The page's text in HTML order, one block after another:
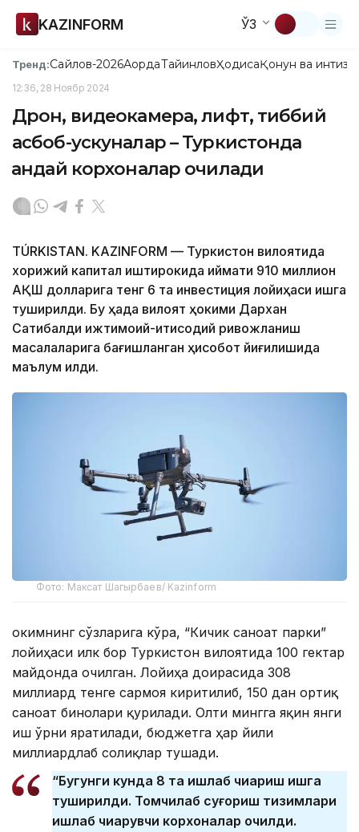
KAZINFORM ЎЗ
Тренд:Сайлов-2026АқордаТайинловҲодисаҚонун ва
12:36, 28 Ноябр 2024
Дрон, видеокамера, лифт, тиббий
асбоб-ускуналар – Туркистонда
қандай корхоналар очилади
TÚRKІSTAN. KAZINFORM — Туркистон вилоятида
хорижий капитал иштирокида қиймати 910 миллион
АҚШ долларига тенг 6 та инвестиция лойиҳаси ишга
туширилди. Бу ҳақда вилоят ҳокими Дархан
Сатибалди ижтимоий-иқтисодий ривожланиш
масалаларига бағишланган ҳисобот йиғилишида
маълум қилди.
Фото: Максат Шагырбаев/ Kazinform
Ҳокимнинг сўзларига кўра, “Кичик саноат парки”
лойиҳаси илк бор Туркистон вилоятида 100 гектар
майдонда очилган. Лойиҳа доирасида 308
миллиард тенге сармоя киритилиб, 150 дан ортиқ
саноат бинолари қурилади. Олти мингга яқин янги
иш ўрни яратилади, бюджетга ҳар йили
миллиардлаб солиқлар тушади.
“Бугунги кунда 8 та ишлаб чиқариш ишга
туширилди. Томчилаб суғориш тизимлари
ишлаб чиқарувчи корхоналар очилди.